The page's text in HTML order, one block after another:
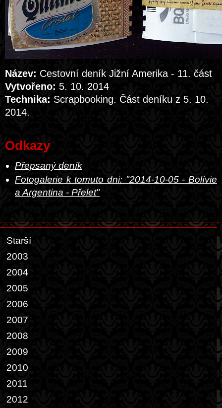
Název: Cestovní deník Jižní Amerika - 11. část
Vytvořeno: 5. 10. 2014
Technika: Scrapbooking. Část deníku z 5. 10.
2014.
Odkazy
Přepsaný deník
Fotogalerie k tomuto dni: "2014-10-05 - Bolívie
a Argentina - Přelet"
Starší
2003
2004
2005
2006
2007
2008
2009
2010
2011
2012